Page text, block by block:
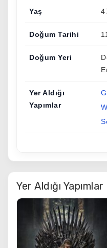
Yaş
Doğum Tarihi
Doğum Yeri
Yer Aldığı
Yapımlar
Yer Aldığı